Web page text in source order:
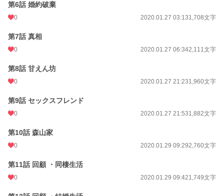
第6話 婚約破棄
0 2020.01.27 03:131,708文字
第7話 真相
0 2020.01.27 06:342,111文字
第8話 甘えん坊
0 2020.01.27 21:231,960文字
第9話 セックスフレンド
0 2020.01.27 21:531,882文字
第10話 森山家
0 2020.01.29 09:292,760文字
第11話 回顧 ・同棲生活
0 2020.01.29 09:421,749文字